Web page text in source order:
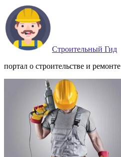
Строительный Гид
портал о строительстве и ремонте